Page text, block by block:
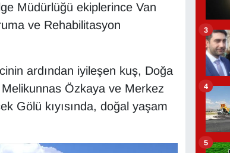
Müdürlüğü ekiplerince Van
ve Rehabilitasyon
ardından iyileşen kuş, Doğa
Özkaya ve Merkez
Gölü kıyısında, doğal yaşam
3
4
5